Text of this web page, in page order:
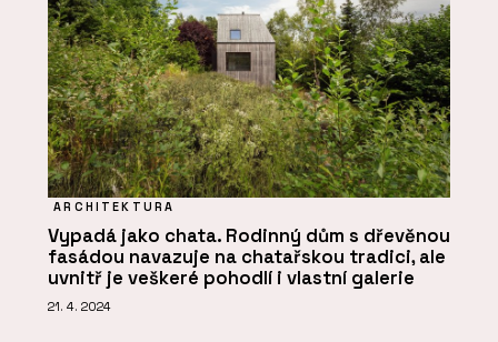
ARCHITEKTURA
Vypadá jako chata. Rodinný dům s dřevěnou
fasádou navazuje na chatařskou tradici, ale
uvnitř je veškeré pohodlí i vlastní galerie
21. 4. 2024